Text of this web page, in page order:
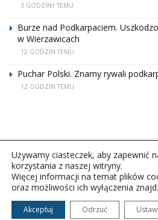
3 GODZINY TEMU
Burze nad Podkarpaciem.
w Wierzawicach
12 GODZIN TEMU
Puchar Polski. Znamy rywali
12 GODZIN TEMU
Copyright © 2026Polskie Radio
Wszelkie prawa zastrzeżone.
Używamy ciasteczek, aby zapewnić
korzystania z naszej witryny.
Więcej informacji na temat plików
oraz możliwości ich wyłączenia
Akceptuj Odrzuć